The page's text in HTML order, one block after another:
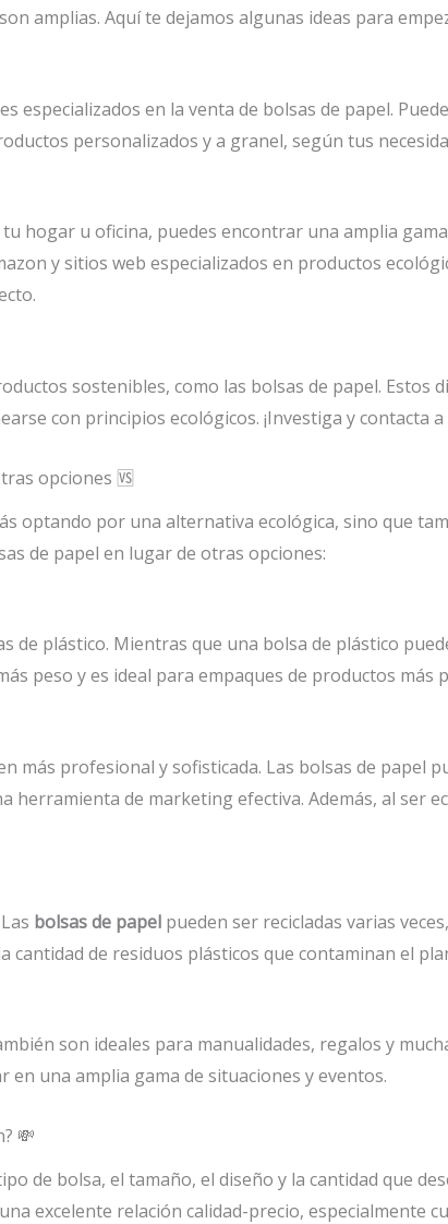
amplias. Aquí te dejamos algunas ideas para
especializados en la venta de bolsas de papel.
personalizados y a granel, según tus
hogar u oficina, puedes encontrar una amplia
y sitios web especializados en productos
sostenibles, como las bolsas de papel. Estos
con principios ecológicos. ¡Investiga y contacta
opciones 🆚
optando por una alternativa ecológica, sino que
de papel en lugar de otras opciones:
de plástico. Mientras que una bolsa de plástico
peso y es ideal para empaques de productos más
más profesional y sofisticada. Las bolsas de papel
herramienta de marketing efectiva. Además, al ser
bolsas de papel pueden ser recicladas varias
de residuos plásticos que contaminan el
son ideales para manualidades, regalos y
una amplia gama de situaciones y eventos.
💸
de bolsa, el tamaño, el diseño y la cantidad que
excelente relación calidad-precio, especialmente